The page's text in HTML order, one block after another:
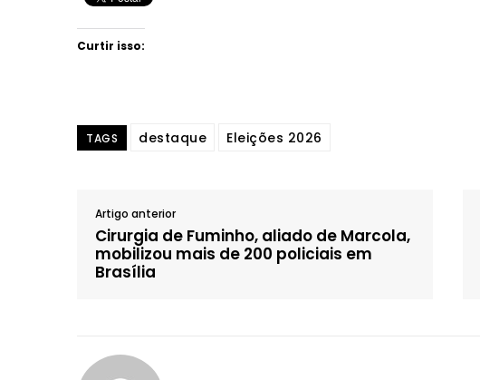
Curtir isso:
TAGS destaque Eleições 2026
Artigo anterior
Cirurgia de Fuminho, aliado de Marcola,
mobilizou mais de 200 policiais em
Brasília